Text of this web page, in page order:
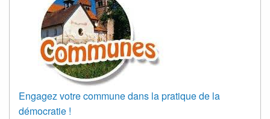
Engagez votre commune dans la pratique de la
démocratie !